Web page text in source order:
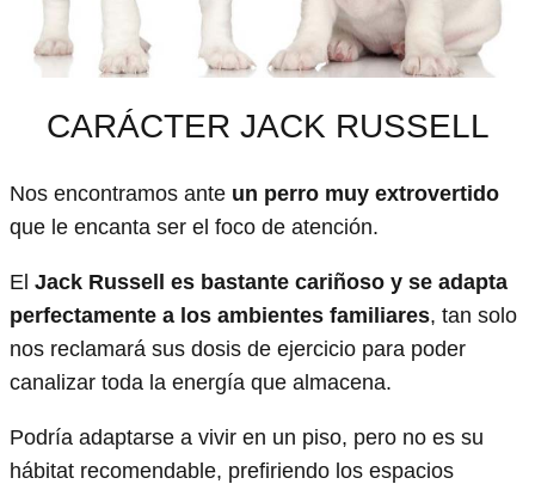
CARÁCTER JACK RUSSELL
Nos encontramos ante un perro muy extrovertido
que le encanta ser el foco de atención.
El Jack Russell es bastante cariñoso y se adapta
perfectamente a los ambientes familiares, tan solo
nos reclamará sus dosis de ejercicio para poder
canalizar toda la energía que almacena.
Podría adaptarse a vivir en un piso, pero no es su
hábitat recomendable, prefiriendo los espacios